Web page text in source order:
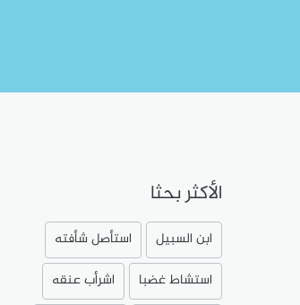
الأكثر بحثا
ابن السبيل
استأصل شأفته
استشاط غضبا
اشرأب عنقه